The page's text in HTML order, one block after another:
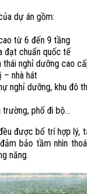
dự án gồm:
từ 6 đến 9 tầng
đạt chuẩn quốc tế
thái nghỉ dưỡng cao
– nhà hát
nghỉ dưỡng, khu đô
trường, phố đi bộ…
được bố trí hợp lý,
bảo tầm nhìn
năng.